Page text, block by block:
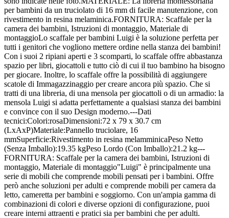
per bambini da un truciolato di 16 mm di facile manutenzione, con
rivestimento in resina melaminica.FORNITURA: Scaffale per la
camera dei bambini, Istruzioni di montaggio, Materiale di
montaggioLo scaffale per bambini Luigi è la soluzione perfetta per
tutti i genitori che vogliono mettere ordine nella stanza dei bambini!
Con i suoi 2 ripiani aperti e 3 scomparti, lo scaffale offre abbastanza
spazio per libri, giocattoli e tutto ciò di cui il tuo bambino ha bisogno
per giocare. Inoltre, lo scaffale offre la possibilità di aggiungere
scatole di Immagazzinaggio per creare ancora più spazio. Che si
tratti di una libreria, di una mensola per giocattoli o di un armadio: la
mensola Luigi si adatta perfettamente a qualsiasi stanza dei bambini
e convince con il suo Design moderno.---Dati
tecnici:Colori:rosaDimensioni:72 x 79 x 30.7 cm
(LxAxP)Materiale:Pannello truciolare, 16
mmSuperficie:Rivestimento in resina melamminicaPeso Netto
(Senza Imballo):19.35 kgPeso Lordo (Con Imballo):21.2 kg---
FORNITURA: Scaffale per la camera dei bambini, Istruzioni di
montaggio, Materiale di montaggio"Luigi" è principalmente una
serie di mobili che comprende mobili pensati per i bambini. Offre
però anche soluzioni per adulti e comprende mobili per camera da
letto, cameretta per bambini e soggiorno. Con un'ampia gamma di
combinazioni di colori e diverse opzioni di configurazione, puoi
creare interni attraenti e pratici sia per bambini che per adulti.